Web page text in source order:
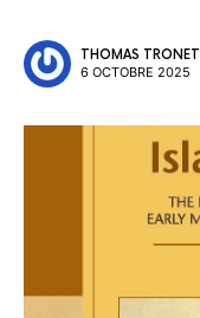
THOMAS TRONET
6 OCTOBRE 2025